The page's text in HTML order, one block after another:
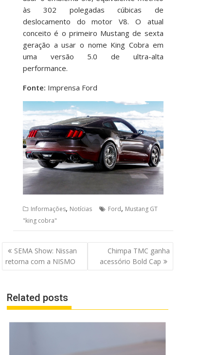
às 302 polegadas cúbicas de
deslocamento do motor V8. O atual
conceito é o primeiro Mustang de sexta
geração a usar o nome King Cobra em
uma versão 5.0 de ultra-alta
performance.
Fonte: Imprensa Ford
Informações, Notícias Ford, Mustang GT
"king cobra"
Navegação
de
Post
SEMA Show: Nissan
retorna com a NISMO
Chimpa TMC ganha
acessório Bold Cap
Related posts